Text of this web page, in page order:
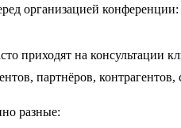
приходят на консультации
партнёров, контрагентов,
разные: